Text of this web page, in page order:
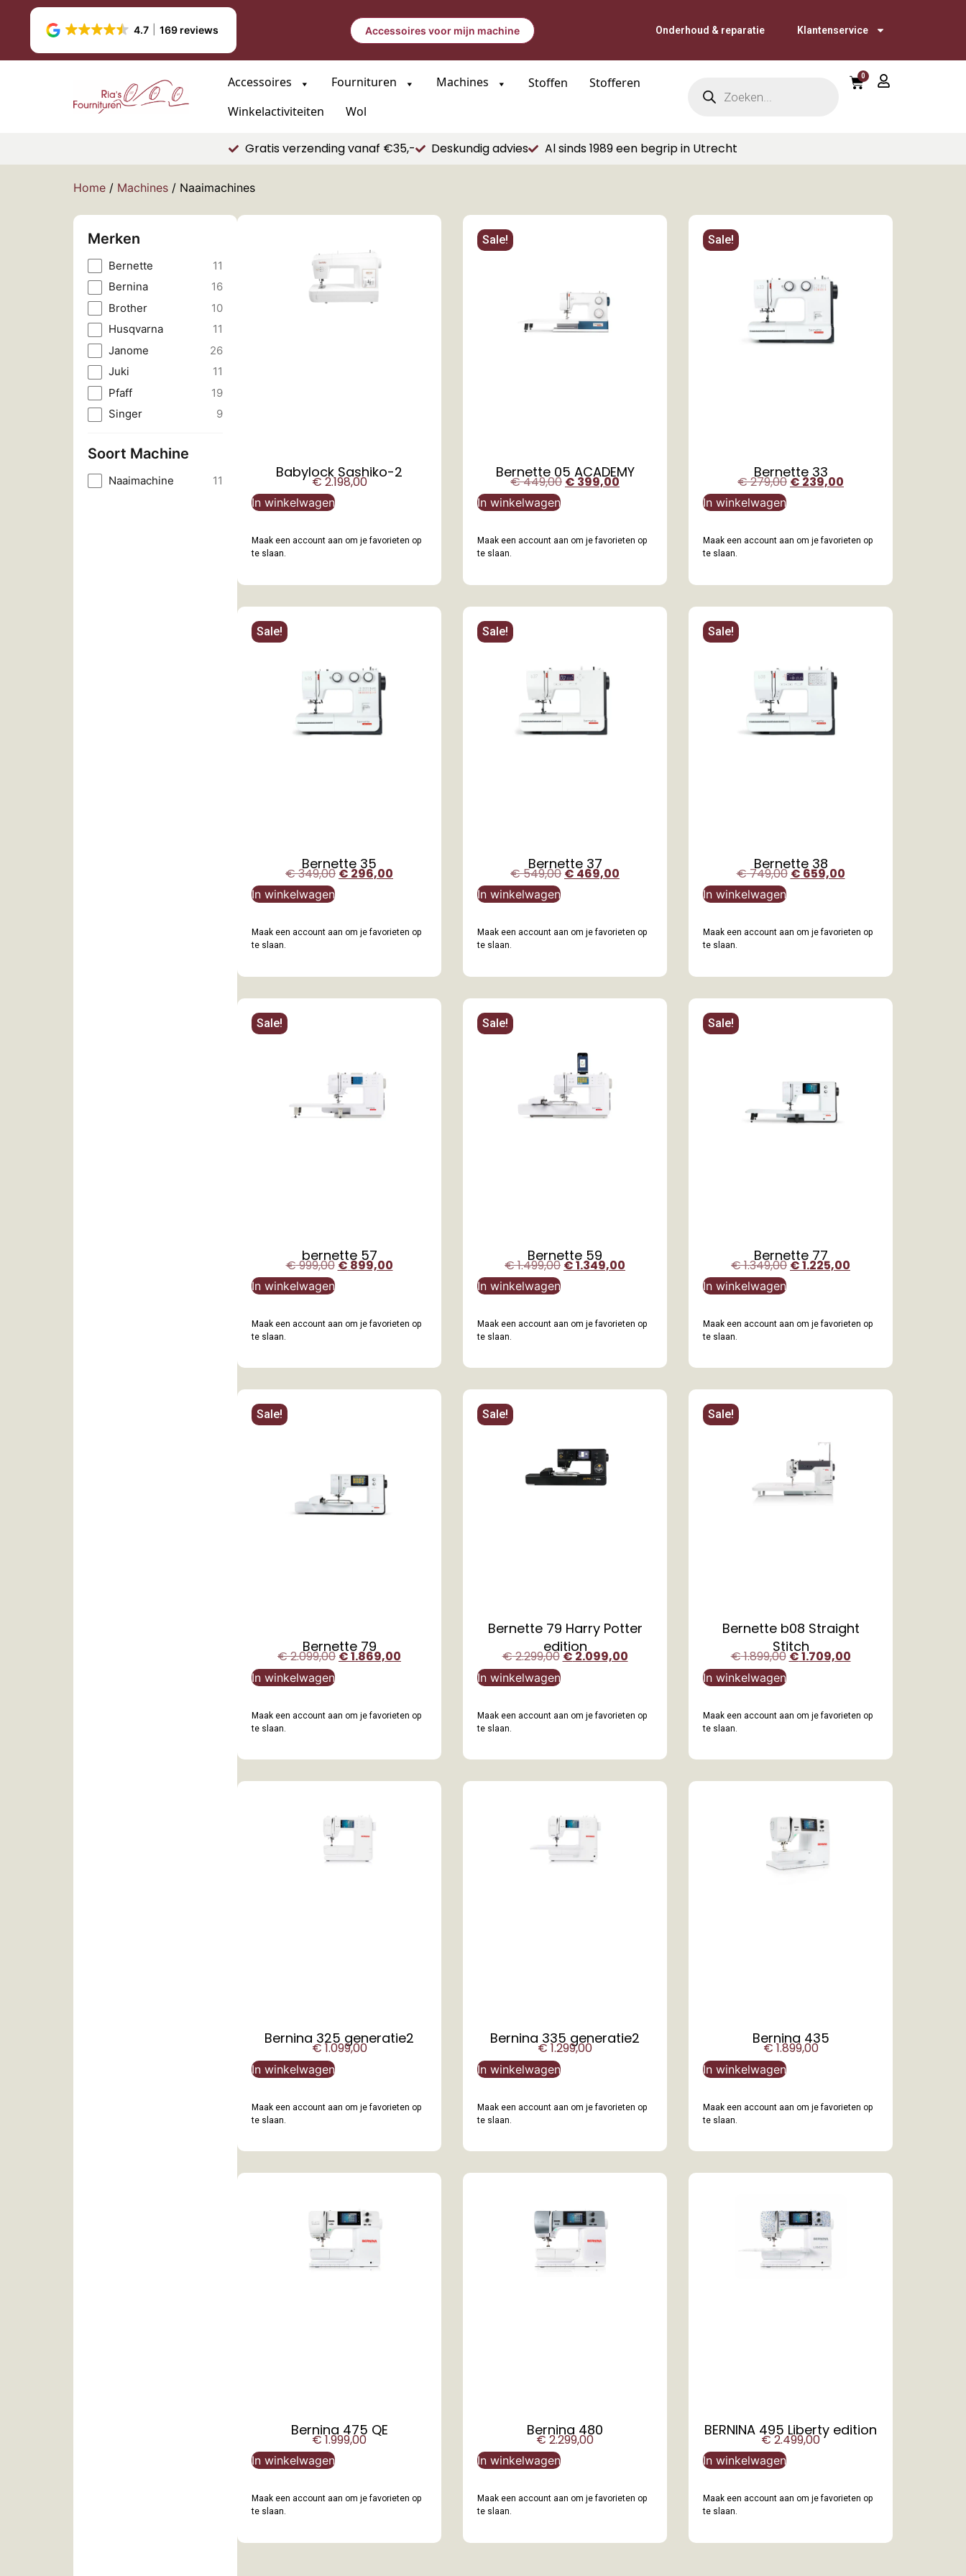
4.7 169 reviews Accessoires voor mijn machine Onderhoud & reparatie Klantenservice
Accessoires Fournituren Machines Stoffen
Stofferen
Winkelactiviteiten
Wol
0
Gratis verzending vanaf €35,- Deskundig advies Al sinds 1989 een begrip in Utrecht
Home / Machines / Naaimachines
Merken
Bernette
11
Bernina
16
Brother
10
Husqvarna
11
Janome
26
Juki
11
Pfaff
19
Singer
9
Soort Machine
Naaimachine 11 Babylock Sashiko-2
€2.198,00
In winkelwagen
Maak een account aan om je favorieten op
te slaan.
Sale!
Bernette 05 ACADEMY
€449,00€399,00
In winkelwagen
Maak een account aan om je favorieten op
te slaan.
Sale!
Bernette 33
€279,00 €239,00
In winkelwagen
Maak een account aan om je favorieten op
te slaan.
Sale!
Bernette 35
€349,00 €296,00
In winkelwagen
Maak een account aan om je favorieten op
te slaan.
Sale!
Bernette 37
€549,00 €469,00
In winkelwagen
Maak een account aan om je favorieten op
te slaan.
Sale!
Bernette 38
€749,00 €659,00
In winkelwagen
Maak een account aan om je favorieten op
te slaan.
Sale!
bernette 57
€999,00€899,00
In winkelwagen
Maak een account aan om je favorieten op
te slaan.
Sale!
Bernette 59
€1.499,00 €1.349,00
In winkelwagen
Maak een account aan om je favorieten op
te slaan.
Sale!
Bernette 77
€1.349,00 €1.225,00
In winkelwagen
Maak een account aan om je favorieten op
te slaan.
Sale!
Bernette 79
€2.099,00 €1.869,00
In winkelwagen
Maak een account aan om je favorieten op
te slaan.
Sale!
Bernette 79 Harry Potter
edition
€2.299,00 €2.099,00
In winkelwagen
Maak een account aan om je favorieten op
te slaan.
Sale!
Bernette b08 Straight
Stitch
€1.899,00 €1.709,00
In winkelwagen
Maak een account aan om je favorieten op
te slaan.
Bernina 325 generatie2
€1.099,00
In winkelwagen
Maak een account aan om je favorieten op
te slaan.
Bernina 335 generatie2
€1.299,00
In winkelwagen
Maak een account aan om je favorieten op
te slaan.
Bernina 435
€1.899,00
In winkelwagen
Maak een account aan om je favorieten op
te slaan.
Bernina 475 QE
€1.999,00
In winkelwagen
Maak een account aan om je favorieten op
te slaan.
Bernina 480
€2.299,00
In winkelwagen
Maak een account aan om je favorieten op
te slaan.
BERNINA 495 Liberty edition
€2.499,00
In winkelwagen
Maak een account aan om je favorieten op
te slaan.